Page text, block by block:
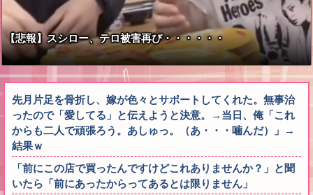
【悲報】スシロー、テロ被害再び・・・・・・
先月片足を骨折し、嫁が色々とサポートしてくれた。無事治
ったので「愛してる」と伝えようと決意。→当日、俺「これ
からも二人で頑張ろう。あしゅっ。（あ・・・噛んだ）」→
結果ｗ
「前にこの店で買ったんですけどこれありませんか？」と聞
いたら「前にあったからってあるとは限りません」